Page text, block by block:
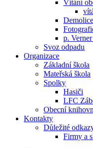
Vítání
p.
Svoz odpadu
Organizace
Základní škola
Mateřská škola
Spolky
Hasiči
LFC
Obecní
Kontakty
Důležité
Firmy a